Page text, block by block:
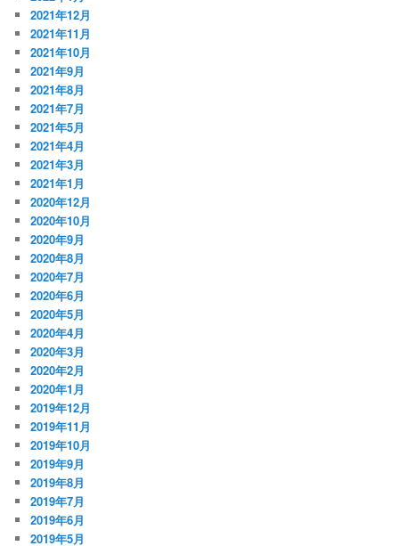
2021年12月
2021年11月
2021年10月
2021年9月
2021年8月
2021年7月
2021年5月
2021年4月
2021年3月
2021年1月
2020年12月
2020年10月
2020年9月
2020年8月
2020年7月
2020年6月
2020年5月
2020年4月
2020年3月
2020年2月
2020年1月
2019年12月
2019年11月
2019年10月
2019年9月
2019年8月
2019年7月
2019年6月
2019年5月